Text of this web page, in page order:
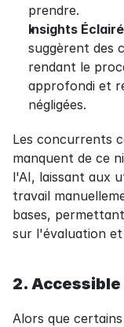
prendre.
Insights
suggèrent des
rendant le
approfondi et
négligées.
Les concurrents
manquent de ce
l'AI, laissant aux
travail
bases,
sur l'évaluation
2.
Alors que